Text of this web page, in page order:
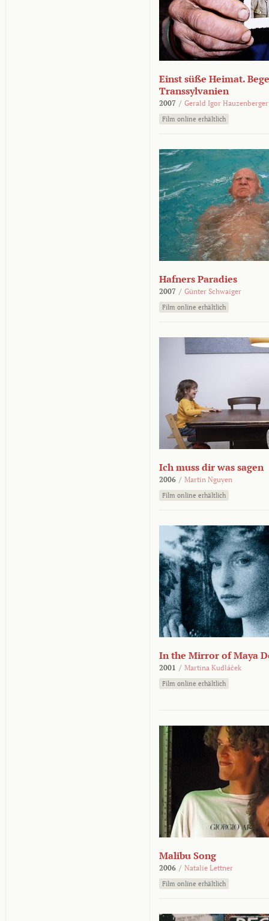
Einst süße Heimat.
Transsylvanien
2007 / Gerald Igor Hauzenberger
Film online erhältlich
Hafners Paradies
2007 / Günter Schwaiger
Film online erhältlich
Ich muss dir was sagen
2006 / Martin Nguyen
Film online erhältlich
In the Mirror of Maya
2001 / Martina Kudláček
Film online erhältlich
Malibu Song
2006 / Natalie Lettner
Film online erhältlich